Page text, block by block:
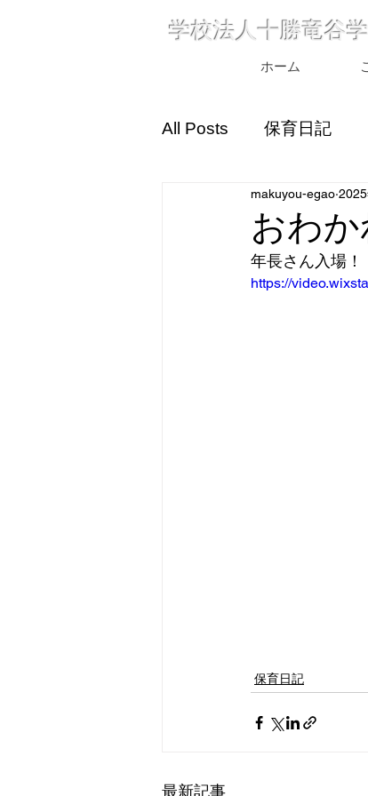
学校法人十勝竜谷
ホーム
All Posts 保育日記
おわ
makuyou-egao
年長さん入場！
https://
保育日記
最新記事